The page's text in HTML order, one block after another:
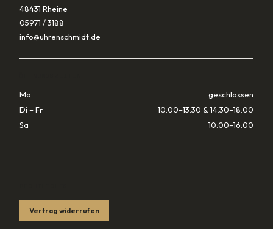
48431 Rheine
05971 / 3188
info@uhrenschmidt.de
Mo
geschlossen
Di – Fr
10:00–13:30 & 14:30–18:00
Sa
10:00–16:00
Vertrag widerrufen